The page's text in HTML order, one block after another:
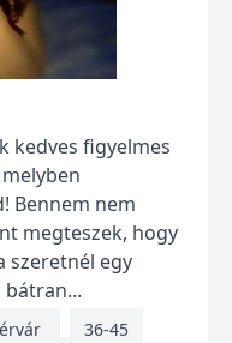
kedves figyelmes
Bennem nem
megteszek, hogy
szeretnél egy
36-45